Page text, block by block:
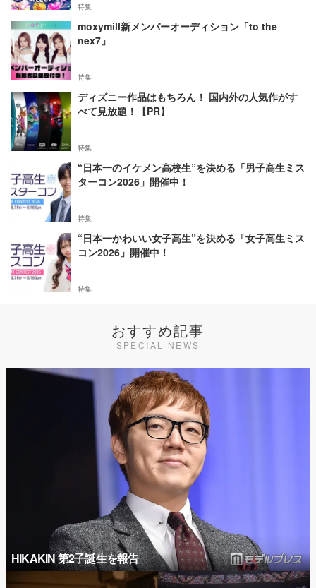
特集
moxymill新メンバーオーディション「to the
nex7」
特集
ディズニー作品はもちろん！ 国内外の人気作がす
べて見放題！【PR】
特集
“日本一のイケメン高校生”を決める「男子高生ミス
ターコン2026」開催中！
特集
“日本一かわいい女子高生”を決める「女子高生ミス
コン2026」開催中！
特集
おすすめ記事
SPECIAL NEWS
HIKAKIN 第2子誕生を報告